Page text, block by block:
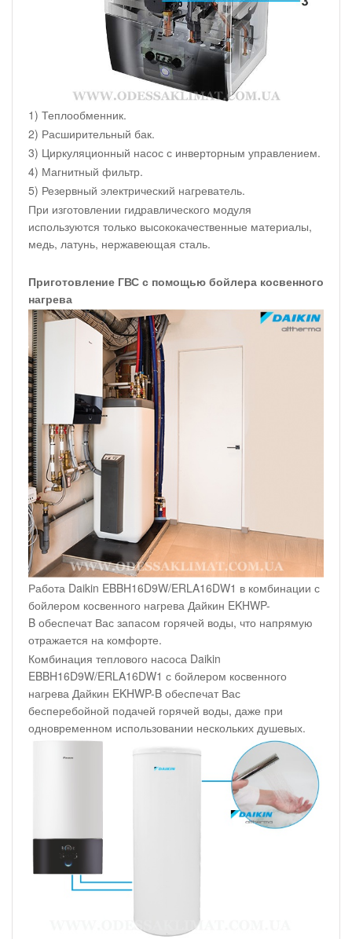
1) Теплообменник.
2) Расширительный бак.
3) Циркуляционный насос с инверторным управлением.
4) Магнитный фильтр.
5) Резервный электрический нагреватель.
При изготовлении гидравлического модуля
используются только высококачественные материалы,
медь, латунь, нержавеющая сталь.
Приготовление ГВС с помощью бойлера косвенного
нагрева
Работа Daikin EBBH16D9W/ERLA16DW1 в комбинации с
бойлером косвенного нагрева Дайкин EKHWP-
B обеспечат Вас запасом горячей воды, что напрямую
отражается на комфорте.
Комбинация теплового насоса Daikin
EBBH16D9W/ERLA16DW1 с бойлером косвенного
нагрева Дайкин EKHWP-B обеспечат Вас
бесперебойной подачей горячей воды, даже при
одновременном использовании нескольких душевых.